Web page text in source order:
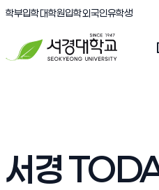
서경대학교
학부입학(새창 열림)
대학원입학(새창 열림)
외국인유학생(새창
서경